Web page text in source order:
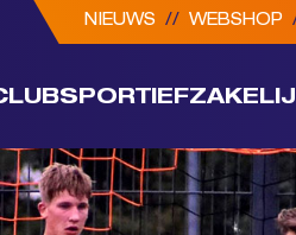
NIEUWS // WEBSHOP
SPORTIEF